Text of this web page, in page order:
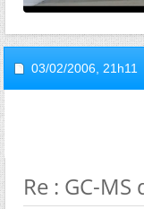
03/02/2006, 21h11
Re : GC-